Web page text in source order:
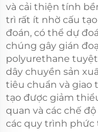
và cải thiện tính
trì rất ít nhờ cấu
đoán, có thể dự
chúng gây gián
polyurethane
dây chuyền sản
tiêu chuẩn và giao
tạo được giảm
quan và các chế
các quy trình phức